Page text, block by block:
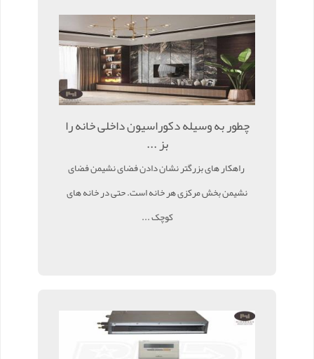
چطور به وسیله دکوراسیون داخلی خانه را
بز ...
راهکار های بزرگتر نشان دادن فضای نشیمن فضای
نشیمن بخش مرکزی هر خانه است. حتی در خانه های
کوچک ...